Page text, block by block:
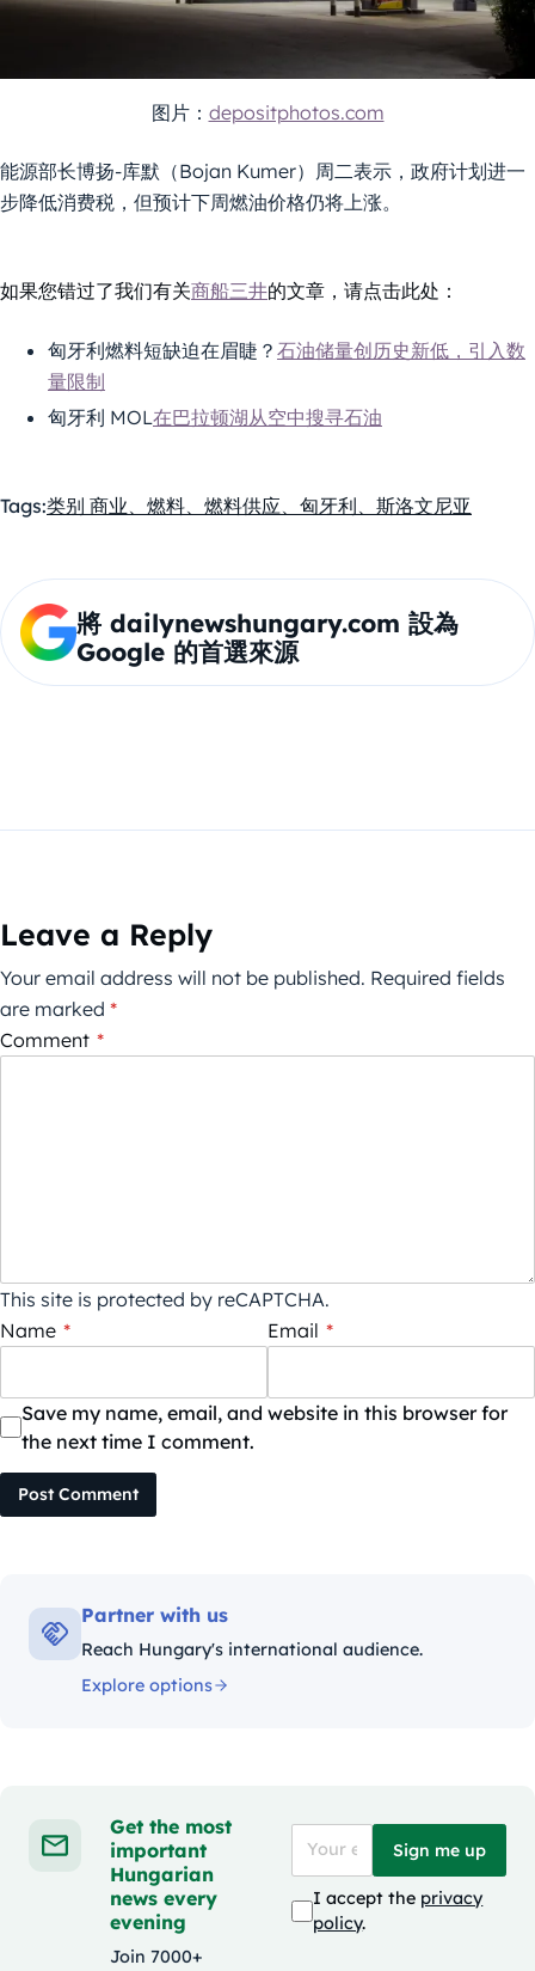
图片： depositphotos.com
能源部长博扬-库默（Bojan Kumer）周二表示，政府计划进一
步降低消费税，但预计下周燃油价格仍将上涨。
如果您错过了我们有关商船三井的文章，请点击此处：
匈牙利燃料短缺迫在眉睫？ 石油储量创历史新低，引入数
量限制
匈牙利 MOL在巴拉顿湖从空中搜寻石油
Tags:类别 商业、燃料、燃料供应、匈牙利、斯洛文尼亚
將 dailynewshungary.com 設為
Google 的首選來源
Leave a Reply
Your email address will not be published. Required fields
are marked *
Comment *
This site is protected by reCAPTCHA.
Name * Email *
Save my name, email, and website in this browser for
the next time I comment.
Post Comment
Partner with us
Reach Hungary's international audience.
Explore options
Get the most
important
Hungarian
news every
evening
Join 7000+
Sign me up
I accept the privacy
policy.